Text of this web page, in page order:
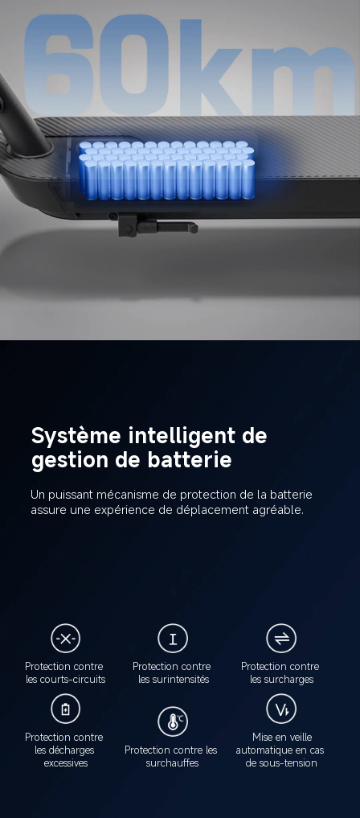
Système intelligent de
gestion de batterie
Un puissant mécanisme de protection de la batterie
assure une expérience de déplacement agréable.
Protection contre
les courts-circuits
Protection contre
les surintensités
Protection contre
les surcharges
Protection contre
les décharges
excessives
Protection contre les
surchauffes
Mise en veille
automatique en cas
de sous-tension